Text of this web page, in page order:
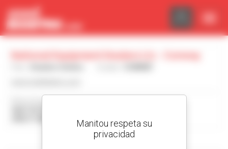
29527 CONWAY Estados Unidos
Mostrar filtros de búsqueda
Panel de gestión de cookies
Manitou respeta su
privacidad